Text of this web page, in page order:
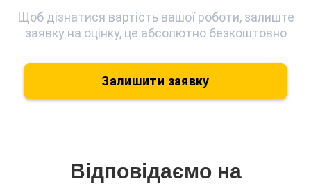
Щоб дізнатися вартість вашої роботи, залиште
заявку на оцінку, це абсолютно безкоштовно
Залишити заявку
Відповідаємо на